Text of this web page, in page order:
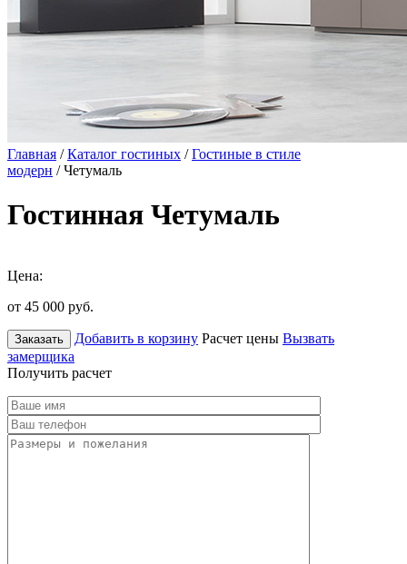
Главная /Каталог гостиных /Гостиные в стиле
модерн / Четумаль
Гостинная Четумаль
Цена:
от 45 000 руб.
Заказать Добавить в корзину Расчет цены Вызвать
замерщика
Получить расчет